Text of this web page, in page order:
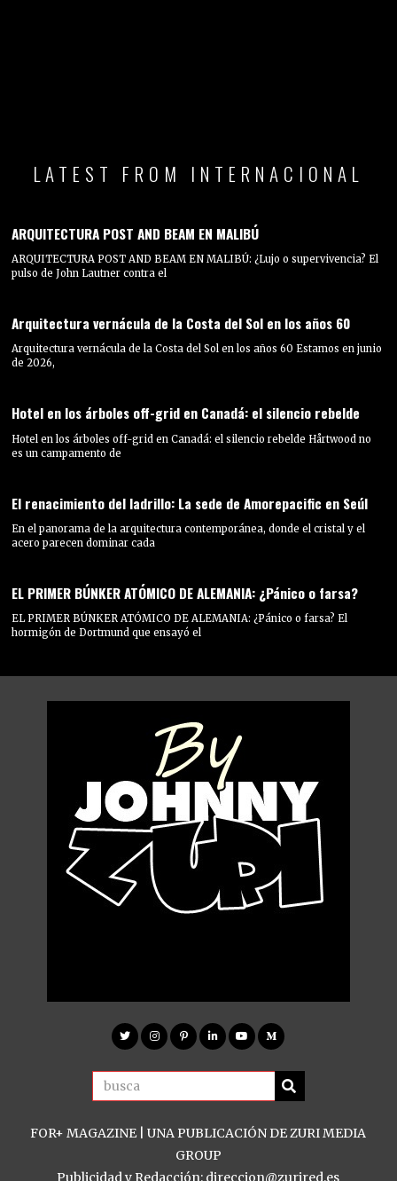
LATEST FROM INTERNACIONAL
ARQUITECTURA POST AND BEAM EN MALIBÚ
ARQUITECTURA POST AND BEAM EN MALIBÚ: ¿Lujo o supervivencia? El
pulso de John Lautner contra el
Arquitectura vernácula de la Costa del Sol en los años 60
Arquitectura vernácula de la Costa del Sol en los años 60 Estamos en junio
de 2026,
Hotel en los árboles off-grid en Canadá: el silencio rebelde
Hotel en los árboles off-grid en Canadá: el silencio rebelde Hårtwood no
es un campamento de
El renacimiento del ladrillo: La sede de Amorepacific en Seúl
En el panorama de la arquitectura contemporánea, donde el cristal y el
acero parecen dominar cada
EL PRIMER BÚNKER ATÓMICO DE ALEMANIA: ¿Pánico o farsa?
EL PRIMER BÚNKER ATÓMICO DE ALEMANIA: ¿Pánico o farsa? El
hormigón de Dortmund que ensayó el
FOR+ MAGAZINE | UNA PUBLICACIÓN DE ZURI MEDIA
GROUP
Publicidad y Redacción: direccion@zurired.es